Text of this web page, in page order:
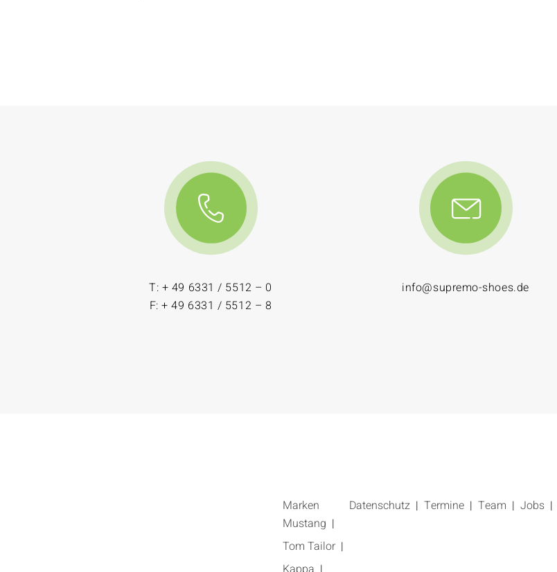
T: + 49 6331 / 5512 – 0
F: + 49 6331 / 5512 – 8
info@supremo-shoes.de
Marken
Mustang
Tom Tailor
Datenschutz Termine Team Jobs